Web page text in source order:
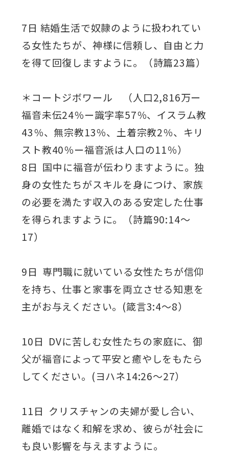
7日 結婚生活で奴隷のように扱われてい
る女性たちが、神様に信頼し、自由と力
を得て回復しますように。（詩篇23篇）
＊コートジボワール （人口2,816万ー
福音未伝24％ー識字率57％、イスラム教
43％、無宗教13％、土着宗教2％、キリ
スト教40％ー福音派は人口の11％）
8日 国中に福音が伝わりますように。独
身の女性たちがスキルを身につけ、家族
の必要を満たす収入のある安定した仕事
を得られますように。（詩篇90:14～
17）
9日 専門職に就いている女性たちが信仰
を持ち、仕事と家事を両立させる知恵を
主がお与えください。(箴言3:4～8）
10日 DVに苦しむ女性たちの家庭に、御
父が福音によって平安と癒やしをもたら
してください。(ヨハネ14:26～27）
11日 クリスチャンの夫婦が愛し合い、
離婚ではなく和解を求め、彼らが社会に
も良い影響を与えますように。